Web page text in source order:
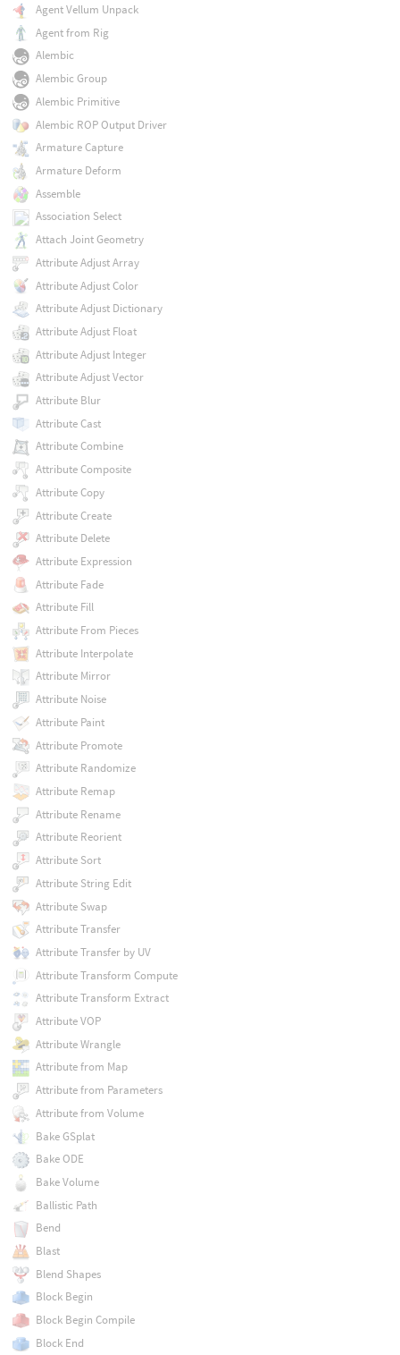
Agent Vellum Unpack
Agent from Rig
Alembic
Alembic Group
Alembic Primitive
Alembic ROP Output Driver
Armature Capture
Armature Deform
Assemble
Association Select
Attach Joint Geometry
Attribute Adjust Array
Attribute Adjust Color
Attribute Adjust Dictionary
Attribute Adjust Float
Attribute Adjust Integer
Attribute Adjust Vector
Attribute Blur
Attribute Cast
Attribute Combine
Attribute Composite
Attribute Copy
Attribute Create
Attribute Delete
Attribute Expression
Attribute Fade
Attribute Fill
Attribute From Pieces
Attribute Interpolate
Attribute Mirror
Attribute Noise
Attribute Paint
Attribute Promote
Attribute Randomize
Attribute Remap
Attribute Rename
Attribute Reorient
Attribute Sort
Attribute String Edit
Attribute Swap
Attribute Transfer
Attribute Transfer by UV
Attribute Transform Compute
Attribute Transform Extract
Attribute VOP
Attribute Wrangle
Attribute from Map
Attribute from Parameters
Attribute from Volume
Bake GSplat
Bake ODE
Bake Volume
Ballistic Path
Bend
Blast
Blend Shapes
Block Begin
Block Begin Compile
Block End